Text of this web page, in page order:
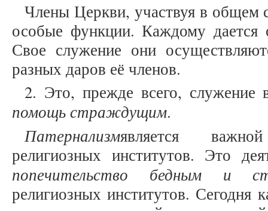
Члены Церкви, участвуя в общем
особые функции. Каждому
Свое служение они
разных даров её членов.
2. Это, прежде всего, служение
помощь страждущим.
Патернализмявляется
религиозных институтов. Это
попечительство бедным и
религиозных институтов. Сегодня